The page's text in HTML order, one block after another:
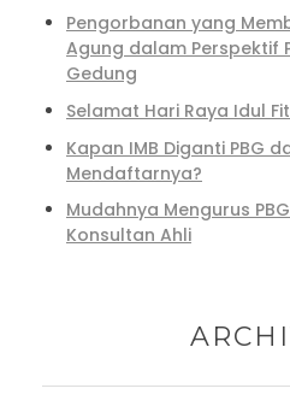
Pengorbanan yang
Agung dalam Perspektif
Gedung
Selamat Hari Raya Idul
Kapan IMB Diganti PBG
Mendaftarnya?
Mudahnya Mengurus
Konsultan Ahli